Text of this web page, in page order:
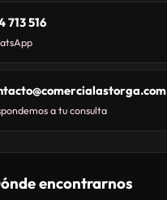
713 516
a tu consulta
encontrarnos